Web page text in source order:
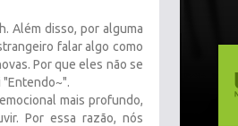
Além disso, por alguma
falar algo como
Por que eles não se
"Entendo~".
mais profundo,
Por essa razão, nós